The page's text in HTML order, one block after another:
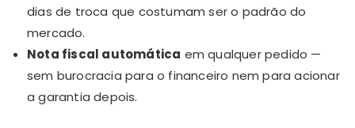
dias de troca que costumam ser o padrão do
mercado.
Nota fiscal automática em qualquer pedido —
sem burocracia para o financeiro nem para acionar
a garantia depois.